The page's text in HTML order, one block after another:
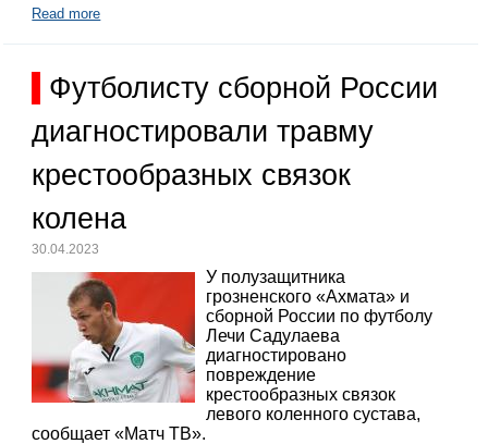
Read more
Футболисту сборной России
диагностировали травму
крестообразных связок
колена
30.04.2023
У полузащитника
грозненского «Ахмата» и
сборной России по футболу
Лечи Садулаева
диагностировано
повреждение
крестообразных связок
левого коленного сустава,
сообщает «Матч ТВ».